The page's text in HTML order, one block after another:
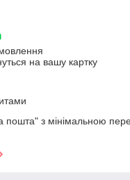
на вашу картку
пошта" з мінімальною